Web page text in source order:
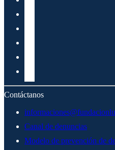
Contáctanos
Canal de denuncias
Modelo de prevención de